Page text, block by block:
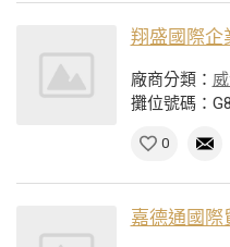
翔盛國際企
廠商分類：
攤位號碼：
0
嘉德通國際